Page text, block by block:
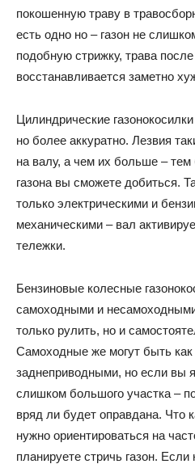
покошенную траву в
есть одно но – газон не
подобную стрижку, трава после
восстанавливается заметно
Цилиндрические
но более аккуратно. Лезвия
на валу, а чем их больше – тем
газона вы сможете добиться.
только электрическими и
механическими – вал
тележки.
Бензиновые колесные
самоходными и
только рулить, но и
Самоходные же могут быть как
заднеприводными, но если вы
слишком большого участка –
вряд ли будет оправдана. Что
нужно ориентироваться на
планируете стричь газон.